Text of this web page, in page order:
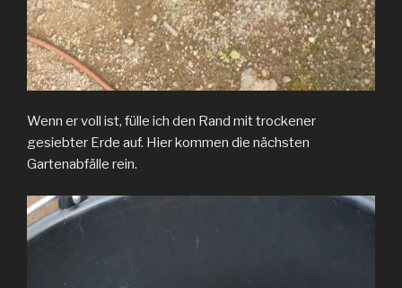
Wenn er voll ist, fülle ich den Rand mit trockener
gesiebter Erde auf. Hier kommen die nächsten
Gartenabfälle rein.